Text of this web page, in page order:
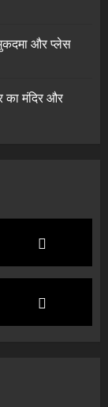
और प्लेस
का मंदिर और